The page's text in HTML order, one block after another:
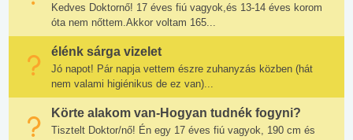
Kedves Doktornő! 17 éves fiú vagyok,és 13-14 éves korom
óta nem nőttem.Akkor voltam 165...
élénk sárga vizelet
Jó napot! Pár napja vettem észre zuhanyzás közben (hát
nem valami higiénikus de ez van)...
Körte alakom van-Hogyan tudnék fogyni?
Tisztelt Doktor/nő! Én egy 17 éves fiú vagyok, 190 cm és